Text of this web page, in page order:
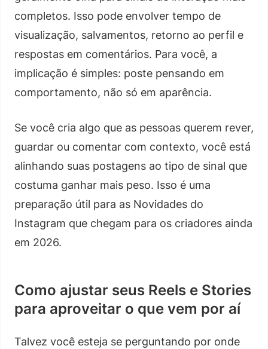
completos. Isso pode envolver tempo de
visualização, salvamentos, retorno ao perfil e
respostas em comentários. Para você, a
implicação é simples: poste pensando em
comportamento, não só em aparência.
Se você cria algo que as pessoas querem rever,
guardar ou comentar com contexto, você está
alinhando suas postagens ao tipo de sinal que
costuma ganhar mais peso. Isso é uma
preparação útil para as Novidades do
Instagram que chegam para os criadores ainda
em 2026.
Como ajustar seus Reels e Stories
para aproveitar o que vem por aí
Talvez você esteja se perguntando por onde